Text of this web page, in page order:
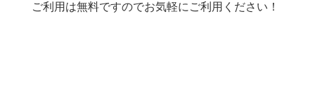
ご利用は無料ですのでお気軽にご利用ください！